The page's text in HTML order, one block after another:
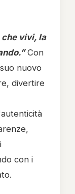
che vivi, la
Con
nuovo
divertire
con i